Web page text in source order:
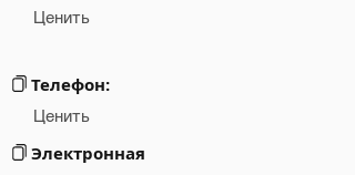
Email
Ценить
Телефон:
Ценить
Электронная